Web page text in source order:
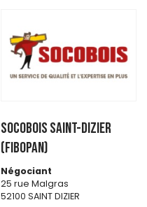
SOCOBOIS SAINT-DIZIER
(FIBOPAN)
Négociant
25 rue Malgras
52100 SAINT DIZIER